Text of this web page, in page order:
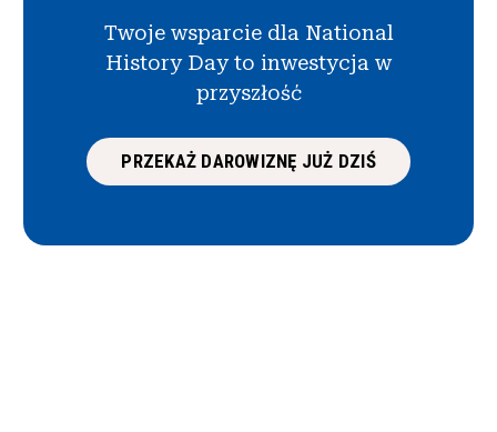
Twoje wsparcie dla National
History Day to inwestycja w
przyszłość
PRZEKAŻ DAROWIZNĘ JUŻ DZIŚ